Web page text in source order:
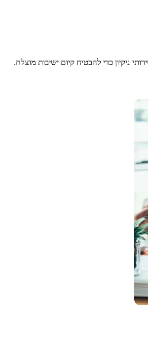
ניקיון כדי להבטיח קיום ישיבות מוצלח.